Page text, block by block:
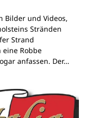
Bilder und Videos,
Stränden
Strand
Robbe
anfassen. Der…